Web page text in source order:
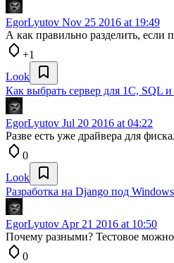
EgorLyutov Nov 25 2016 at 19:49
А как правильно разделить, если
+1
Look
Как выбрать сервер для 1С, SQL
EgorLyutov Jul 20 2016 at 04:22
Разве есть уже драйвера для
0
Look
Разработка на Django под
EgorLyutov Apr 21 2016 at 10:50
Почему разными? Тестовое
0